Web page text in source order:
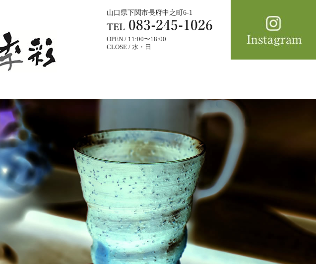
山口県下関市長府中之町6-1
OPEN / 11:00〜18:00
CLOSE / 水・日